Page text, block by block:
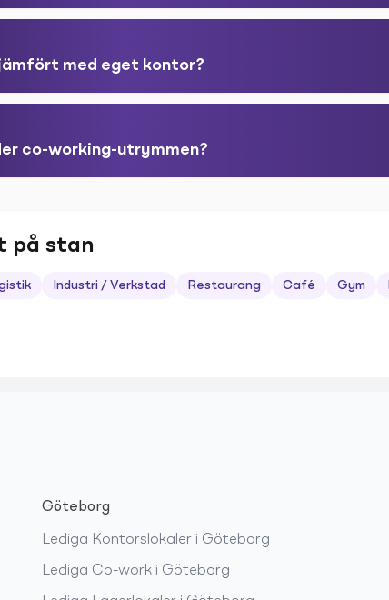
med eget kontor?
co-working-utrymmen?
på stan
Industri / Verkstad Restaurang Café Gym
Göteborg
Lediga Kontorslokaler i Göteborg
Lediga Co-work i Göteborg